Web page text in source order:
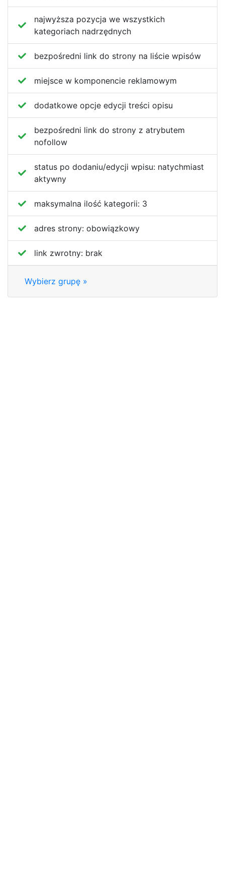
najwyższa pozycja we wszystkich
kategoriach nadrzędnych
bezpośredni link do strony na liście wpisów
miejsce w komponencie reklamowym
dodatkowe opcje edycji treści opisu
bezpośredni link do strony z atrybutem
nofollow
status po dodaniu/edycji wpisu: natychmiast
aktywny
maksymalna ilość kategorii: 3
adres strony: obowiązkowy
link zwrotny: brak
Wybierz grupę »